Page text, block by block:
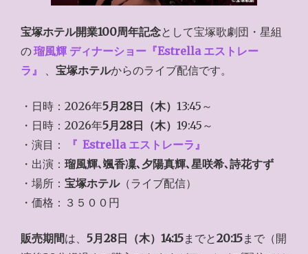
宝塚ホテル開業100周年記念として宝塚歌劇団・星組
の瑠風輝 ディナーショー『Estrella エストレー
ラ』 、宝塚ホテルからのライブ配信です。
・日時：2026年5月28日（木） 13:45～
・日時：2026年5月28日（木） 19:45～
・演目：
『 Estrella エストレーラ』
・出演： 瑠風輝､颯香凜､夕陽真輝､星咲希､詩花すず
・場所： 宝塚ホテル（ライブ配信）
・価格：３５００円
販売期間は、 5月28日（木）14:15までと20:15まで（開